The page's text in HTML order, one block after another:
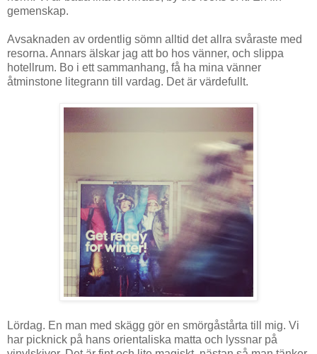
gemenskap.
Avsaknaden av ordentlig sömn alltid det allra svåraste med
resorna. Annars älskar jag att bo hos vänner, och slippa
hotellrum. Bo i ett sammanhang, få ha mina vänner
åtminstone litegrann till vardag. Det är värdefullt.
Lördag. En man med skägg gör en smörgåstårta till mig. Vi
har picknick på hans orientaliska matta och lyssnar på